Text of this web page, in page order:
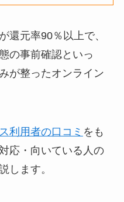
還元率90％以上で、
の事前確認といっ
が整ったオンライン
利用者の口コミ をも
応・向いている人の
します。